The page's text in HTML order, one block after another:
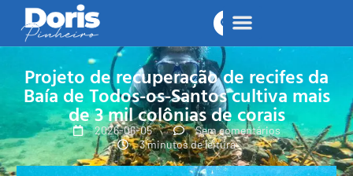
Projeto de recuperação de recifes da
Baía de Todos-os-Santos cultiva mais
de 3 mil colônias de corais
2026-06-05
Sem comentários
3 minutos de leitura